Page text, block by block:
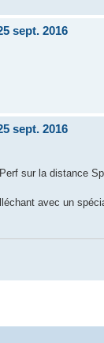
sept. 2016
sept. 2016
sur la distance
avec un